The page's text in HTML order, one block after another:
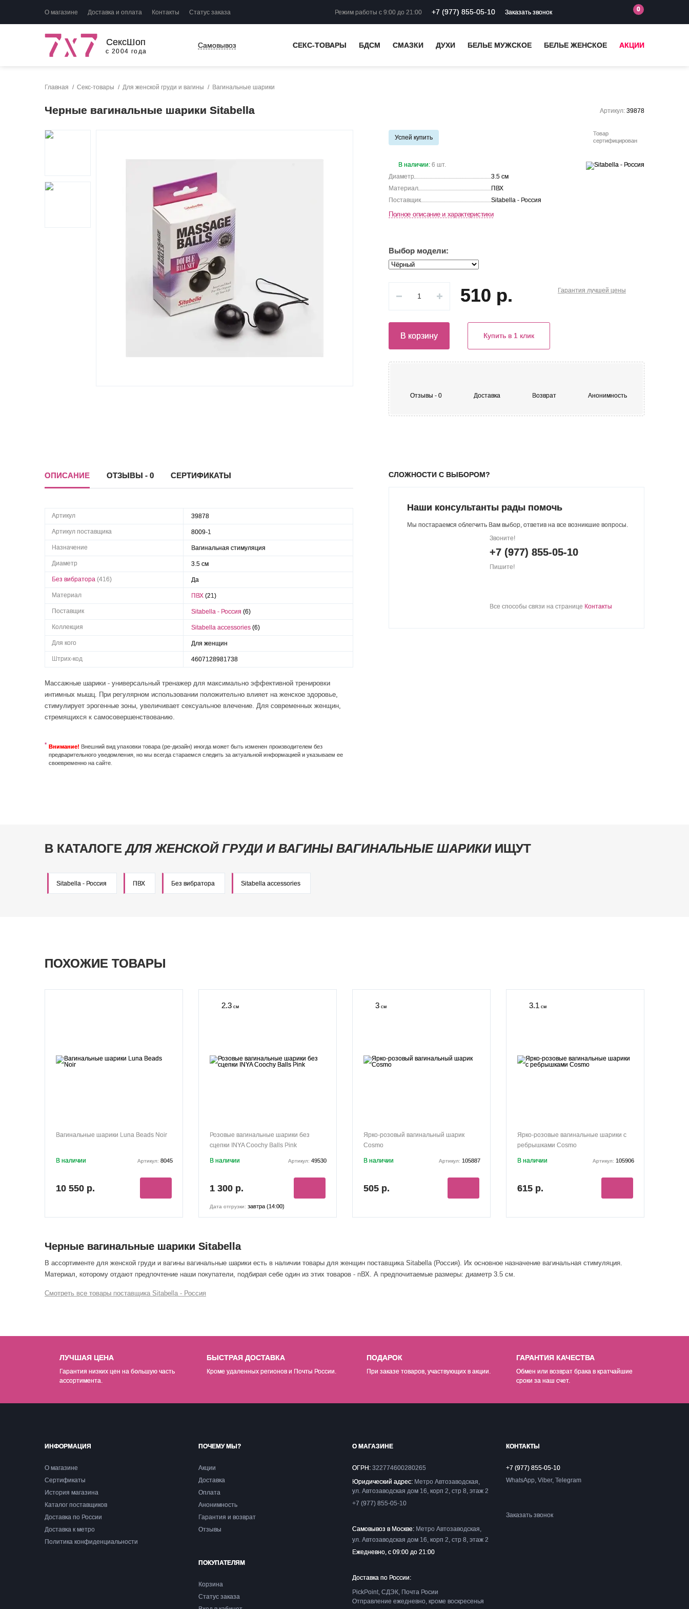
О магазине Доставка и оплата Контакты Статус заказа Режим работы с 9:00 до 21:00 +7 (977) 855-05-10 Заказать звонок 0
СексШоп
с 2004 года
Самовывоз СЕКС-ТОВАРЫ БДСМ СМАЗКИ ДУХИ БЕЛЬЕ МУЖСКОЕ БЕЛЬЕ ЖЕНСКОЕ АКЦИИ
Главная Секс-товары Для женской груди и вагины Вагинальные шарики
Черные вагинальные шарики Sitabella Артикул: 39878
Успей купить
В наличии:6 шт.
Товар
сертифицирован
Диаметр
3.5 см
Материал
ПВХ
Поставщик
Sitabella - Россия
Полное описание и характеристики
Выбор модели:
Гарантия лучшей цены
510 р.
В корзину Купить в 1 клик
Отзывы - 0 Доставка Возврат Анонимность
ОПИСАНИЕ ОТЗЫВЫ - 0 СЕРТИФИКАТЫ
Артикул 39878
Артикул поставщика 8009-1
Назначение Вагинальная стимуляция
Диаметр 3.5 см
Без вибратора (416) Да
Материал ПВХ (21)
Поставщик Sitabella - Россия (6)
Коллекция Sitabella accessories (6)
Для кого Для женщин
Штрих-код 4607128981738
Массажные шарики - универсальный тренажер для максимально эффективной тренировки
интимных мышц. При регулярном использовании положительно влияет на женское здоровье,
стимулирует эрогенные зоны, увеличивает сексуальное влечение. Для современных женщин,
стремящихся к самосовершенствованию.
Внимание! Внешний вид упаковки товара (ре-дизайн) иногда может быть изменен производителем без
предварительного уведомления, но мы всегда стараемся следить за актуальной информацией и указываем ее
своевременно на сайте.
СЛОЖНОСТИ С ВЫБОРОМ?
Наши консультанты рады помочь
Мы постараемся облегчить Вам выбор, ответив на все возникшие вопросы.
Звоните!
+7 (977) 855-05-10
Пишите!
Все способы связи на странице Контакты
В КАТАЛОГЕДЛЯ ЖЕНСКОЙ ГРУДИ И ВАГИНЫ ВАГИНАЛЬНЫЕ ШАРИКИИЩУТ
Sitabella - Россия ПВХ Без вибратора Sitabella accessories
ПОХОЖИЕ ТОВАРЫ
Вагинальные шарики Luna Beads Noir
В наличии Артикул: 8045
10 550 р.
2.3 см
Розовые вагинальные шарики без
сцепки INYA Coochy Balls Pink
В наличии Артикул: 49530
1 300 р.
Дата отгрузки: завтра (14:00)
3 см
Ярко-розовый вагинальный шарик
Cosmo
В наличии Артикул: 105887
505 р.
3.1 см
Ярко-розовые вагинальные шарики с
ребрышками Cosmo
В наличии Артикул: 105906
615 р.
Черные вагинальные шарики Sitabella
В ассортименте для женской груди и вагины вагинальные шарики есть в наличии товары для женщин поставщика Sitabella (Россия). Их основное назначение вагинальная стимуляция.
Материал, которому отдают предпочтение наши покупатели, подбирая себе один из этих товаров - пВХ. А предпочитаемые размеры: диаметр 3.5 см.
Смотреть все товары поставщика Sitabella - Россия
ЛУЧШАЯ ЦЕНА
Гарантия низких цен на большую часть
ассортимента.
БЫСТРАЯ ДОСТАВКА
Кроме удаленных регионов и Почты России.
ПОДАРОК
При заказе товаров, участвующих в акции.
ГАРАНТИЯ КАЧЕСТВА
Обмен или возврат брака в кратчайшие
сроки за наш счет.
ИНФОРМАЦИЯ
О магазине
Сертификаты
История магазина
Каталог поставщиков
Доставка по России
Доставка к метро
Политика конфиденциальности
ПОЧЕМУ МЫ?
Акции
Доставка
Оплата
Анонимность
Гарантия и возврат
Отзывы
ПОКУПАТЕЛЯМ
Корзина
Статус заказа
О МАГАЗИНЕ
ОГРН: 322774600280265
Юридический адрес: Метро Автозаводская,
ул. Автозаводская дом 16, корп 2, стр 8, этаж 2
+7 (977) 855-05-10
Самовывоз в Москве: Метро Автозаводская,
ул. Автозаводская дом 16, корп 2, стр 8, этаж 2
Ежедневно, с 09:00 до 21:00
Доставка по России:
PickPoint, СДЭК, Почта Росии
Отправление ежедневно, кроме воскресенья
КОНТАКТЫ
+7 (977) 855-05-10
WhatsApp, Viber, Telegram
Заказать звонок